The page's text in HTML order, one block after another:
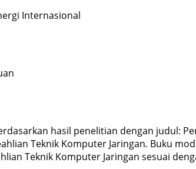
Internasional
hasil penelitian dengan judul:
Teknik Komputer Jaringan. Buku
Teknik Komputer Jaringan sesuai